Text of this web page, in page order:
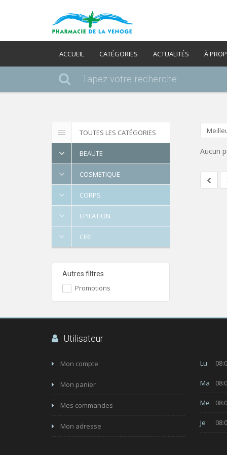
ACCUEIL CATÉGORIES ACTUALITÉS À
TOUTES LES CATÉGORIES
BEAUTE
COSMETIQUE
CORPS
EPILATION
CIRE
Autres filtres
Promotions
Aucun
Utilisateur
Mon compte
Mon panier
Mes commandes
Mon adresse
Lu
Ma
Me
Je